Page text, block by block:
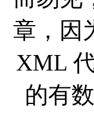
章，因
XML
的有